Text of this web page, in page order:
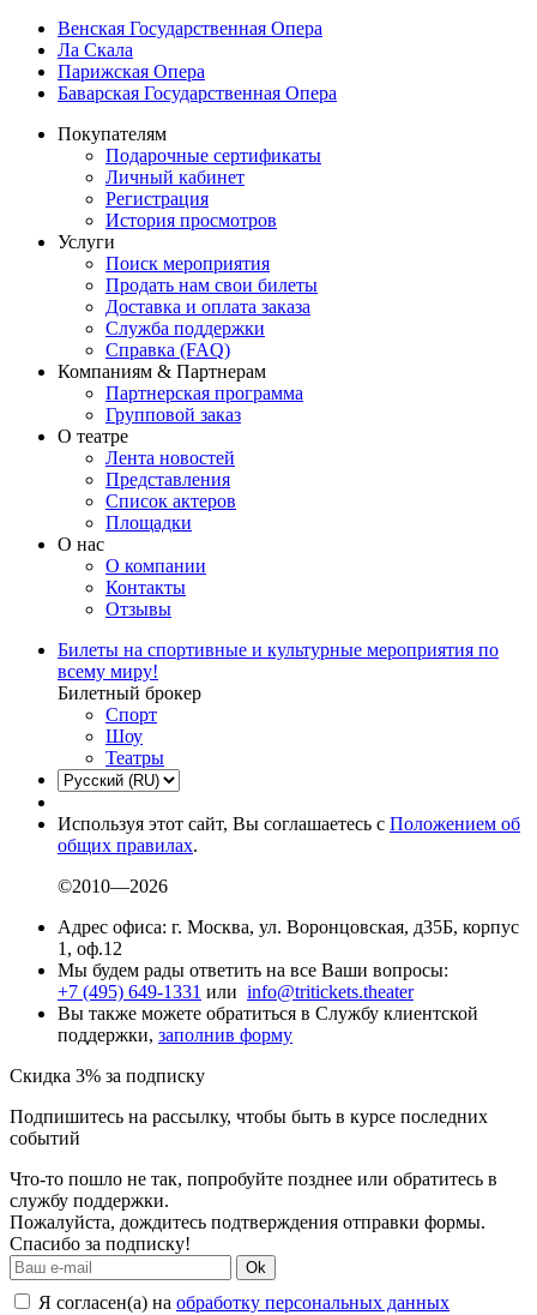
Венская Государственная Опера
Ла Скала
Парижская Опера
Баварская Государственная Опера
Покупателям
Подарочные сертификаты
Личный кабинет
Регистрация
История просмотров
Услуги
Поиск мероприятия
Продать нам свои билеты
Доставка и оплата заказа
Служба поддержки
Справка (FAQ)
Компаниям & Партнерам
Партнерская программа
Групповой заказ
О театре
Лента новостей
Представления
Список актеров
Площадки
О нас
О компании
Контакты
Отзывы
Билеты на спортивные и культурные мероприятия по
всему миру!
Билетный брокер
Спорт
Шоу
Театры
Используя этот сайт, Вы соглашаетесь с Положением об
общих правилах.
©2010—2026
Адрес офиса: г. Москва, ул. Воронцовская, д35Б, корпус
1, оф.12
Мы будем рады ответить на все Ваши вопросы:
+7 (495) 649-1331 или info@tritickets.theater
Вы также можете обратиться в Службу клиентской
поддержки, заполнив форму
Скидка 3% за подписку
Подпишитесь на рассылку, чтобы быть в курсе последних
событий
Что-то пошло не так, попробуйте позднее или обратитесь в
службу поддержки.
Пожалуйста, дождитесь подтверждения отправки формы.
Спасибо за подписку!
Ok
Я согласен(а) на обработку персональных данных